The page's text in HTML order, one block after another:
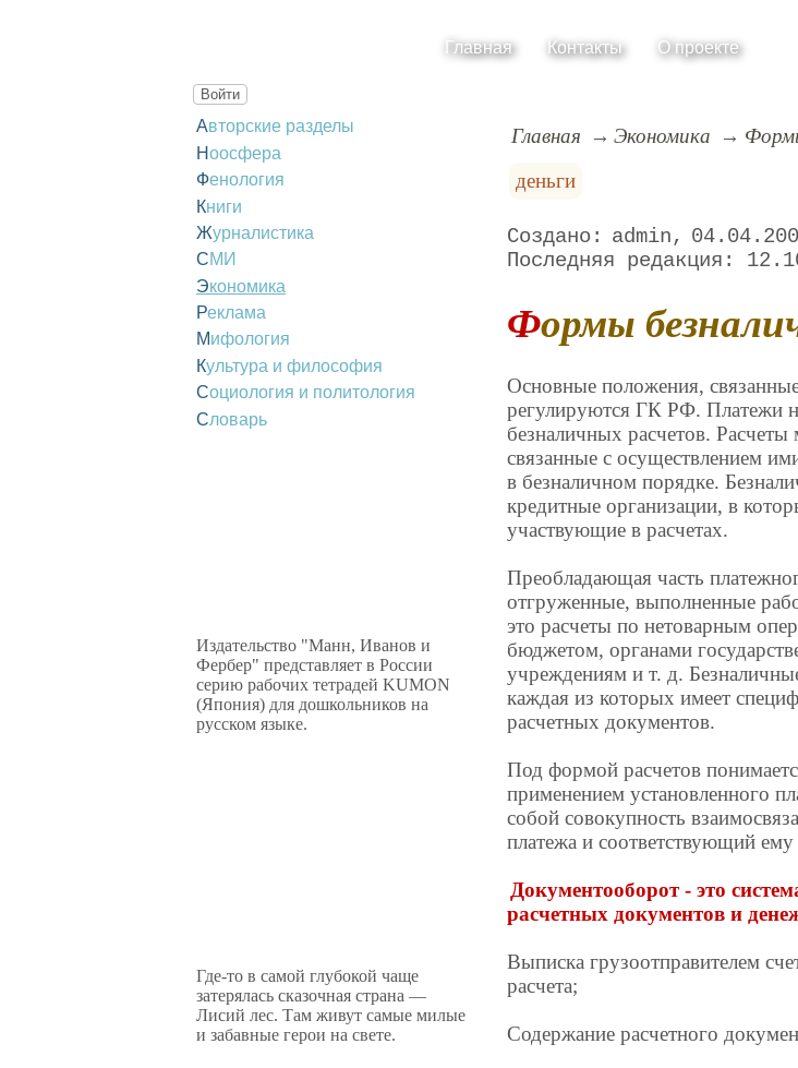
Главная Контакты О проекте
Войти
Авторские разделы
Ноосфера
Фенология
Книги
Журналистика
СМИ
Экономика
Реклама
Мифология
Культура и философия
Социология и политология
Словарь
Издательство "Манн, Иванов и
Фербер" представляет в России
серию рабочих тетрадей KUMON
(Япония) для дошкольников на
русском языке.
Где-то в самой глубокой чаще
затерялась сказочная страна —
Лисий лес. Там живут самые милые
и забавные герои на свете.
Главная Экономика
деньги
admin
Формы
Основные положения,
регулируются ГК РФ. Платежи
безналичных расчетов.
связанные с осуществлением
в безналичном порядке.
кредитные организации, в
участвующие в расчетах.
Преобладающая часть
отгруженные, выполненные
это расчеты по нетоварным
бюджетом, органами
учреждениям и т. д.
каждая из которых имеет
расчетных документов.
Под формой расчетов
применением установленного
собой совокупность
платежа и соответствующий
Документооборот - это
расчетных документов и
Выписка грузоотправителем
расчета;
Содержание расчетного